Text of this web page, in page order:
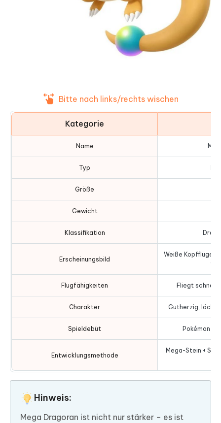
Bitte nach links/rechts wischen
Kategorie
Name
Typ
Größe
Gewicht
Klassifikation
Erscheinungsbild
Weiße Kopfflügel,
Flugfähigkeiten Fliegt
Charakter Gutherzig,
Spieldebüt Pokémon
Entwicklungsmethode
Mega-Stein +
Hinweis:
Mega Dragoran ist nicht nur stärker – es ist